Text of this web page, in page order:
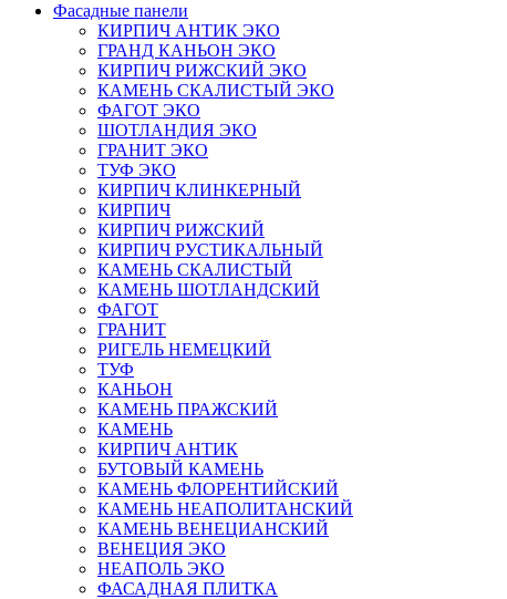
Фасадные панели
КИРПИЧ АНТИК ЭКО
ГРАНД КАНЬОН ЭКО
КИРПИЧ РИЖСКИЙ ЭКО
КАМЕНЬ СКАЛИСТЫЙ ЭКО
ФАГОТ ЭКО
ШОТЛАНДИЯ ЭКО
ГРАНИТ ЭКО
ТУФ ЭКО
КИРПИЧ КЛИНКЕРНЫЙ
КИРПИЧ
КИРПИЧ РИЖСКИЙ
КИРПИЧ РУСТИКАЛЬНЫЙ
КАМЕНЬ СКАЛИСТЫЙ
КАМЕНЬ ШОТЛАНДСКИЙ
ФАГОТ
ГРАНИТ
РИГЕЛЬ НЕМЕЦКИЙ
ТУФ
КАНЬОН
КАМЕНЬ ПРАЖСКИЙ
КАМЕНЬ
КИРПИЧ АНТИК
БУТОВЫЙ КАМЕНЬ
КАМЕНЬ ФЛОРЕНТИЙСКИЙ
КАМЕНЬ НЕАПОЛИТАНСКИЙ
КАМЕНЬ ВЕНЕЦИАНСКИЙ
ВЕНЕЦИЯ ЭКО
НЕАПОЛЬ ЭКО
ФАСАДНАЯ ПЛИТКА